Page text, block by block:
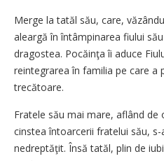
Merge la tatăl său, care,
aleargă în întâmpinarea fiului
dragostea. Pocăinţa îi aduce
reintegrarea în familia pe care a
trecătoare.
Fratele său mai mare, aflând
cins­tea întoarcerii fratelui său,
nedreptăţit. Însă tatăl, plin de